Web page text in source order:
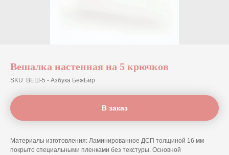
Вешалка настенная на 5 крючков
SKU: ВЕШ-5 - Азбука БежБир
В заказ
Материалы изготовления: Ламинированное ДСП толщиной 16 мм
покрыто специальными пленками без текстуры. Основной